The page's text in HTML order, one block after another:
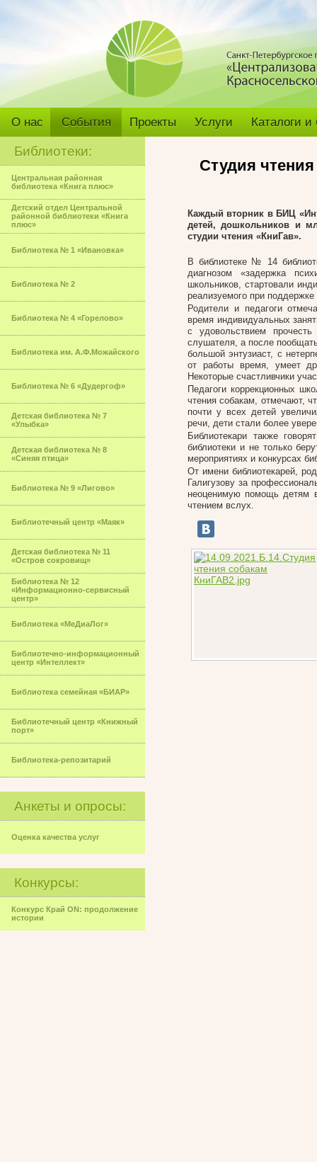
О нас События Проекты Услуги Каталоги
Библиотеки:
Центральная районная
библиотека «Книга плюс»
Детский отдел Центральной
районной библиотеки «Книга
плюс»
Библиотека № 1 «Ивановка»
Библиотека № 2
Библиотека № 4 «Горелово»
Библиотека им. А.Ф.Можайского
Библиотека № 6 «Дудергоф»
Детская библиотека № 7
«Улыбка»
Детская библиотека № 8
«Синяя птица»
Библиотека № 9 «Лигово»
Библиотечный центр «Маяк»
Детская библиотека № 11
«Остров сокровищ»
Библиотека № 12
«Информационно-сервисный
центр»
Библиотека «МеДиаЛог»
Библиотечно-информационный
центр «Интеллект»
Библиотека семейная «БИАР»
Библиотечный центр «Книжный
порт»
Библиотека-репозитарий
Анкеты и опросы:
Оценка качества услуг
Конкурсы:
Конкурс Край ON: продолжение
истории
Студия
Каждый вторник в БИЦ
детей, дошкольников и
студии чтения «КниГав».
В библиотеке № 14
диагнозом «задержка
школьников, стартовали
реализуемого при
Родители и педагоги
время индивидуальных
с удовольствием прочесть
слушателя, а после
большой энтузиаст, с
от работы время, умеет
Некоторые счастливчики
Педагоги коррекционных
чтения собакам, отмечают,
почти у всех детей
речи, дети стали более
Библиотекари также
библиотеки и не только
мероприятиях и конкурсах
От имени библиотекарей,
Галигузову за
неоценимую помощь детям
чтением вслух.